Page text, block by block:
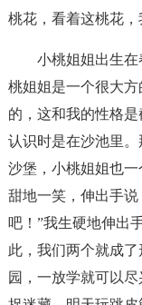
桃花，看着这桃花，
小桃姐姐出生
桃姐姐是一个很大
的，这和我的性格
认识时是在沙池里
沙堡，小桃姐姐也
甜地一笑，伸出手
吧！”我生硬地伸出
此，我们两个就成
园，一放学就可以